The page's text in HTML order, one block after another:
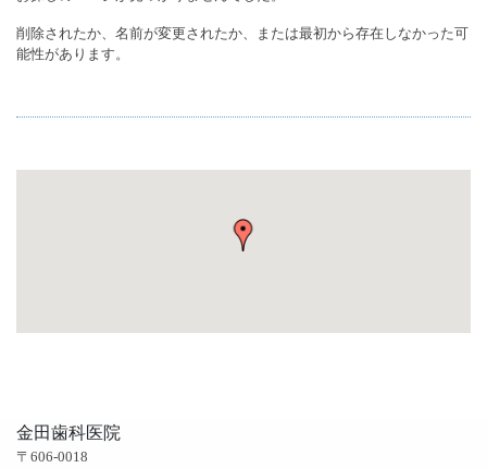
削除されたか、名前が変更されたか、または最初から存在しなかった可
能性があります。
金田歯科医院
〒606-0018